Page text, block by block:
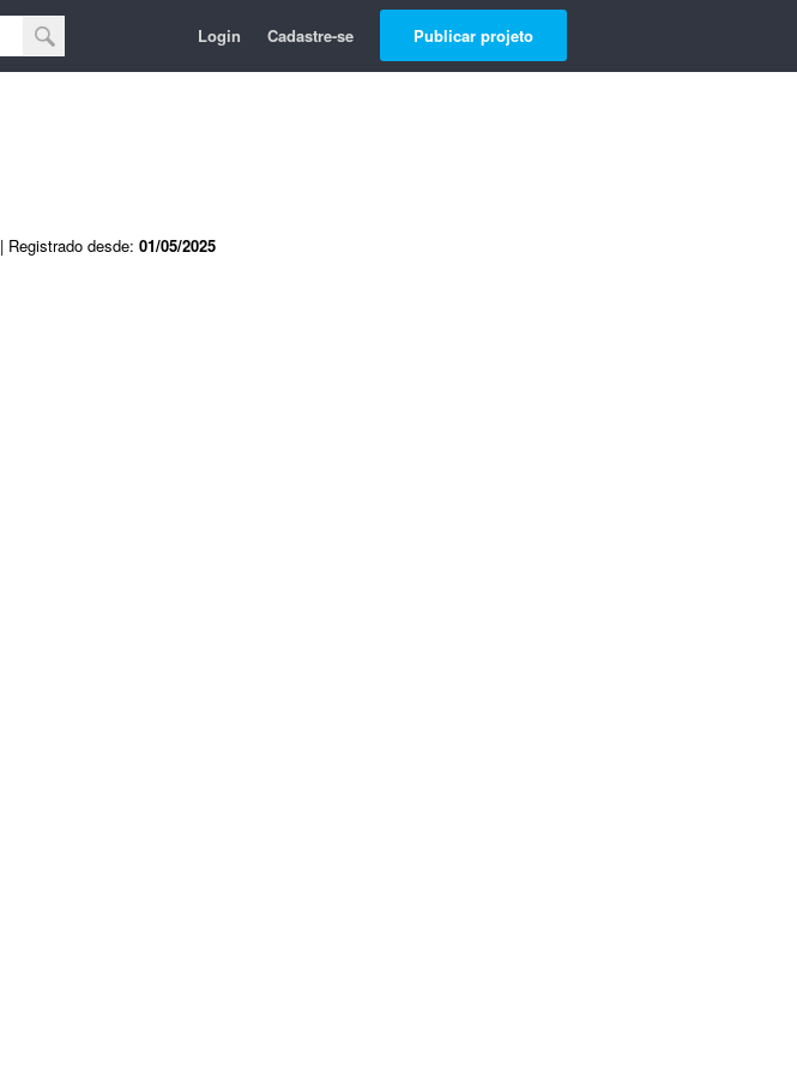
Login Cadastre-se Publicar projeto
| Registrado desde: 01/05/2025